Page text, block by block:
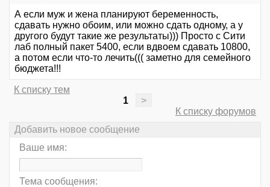
А если муж и жена планируют беременность,
сдавать нужно обоим, или можно сдать одному, а у
другого будут такие же результаты))) Просто с Сити
лаб полный пакет 5400, если вдвоем сдавать 10800,
а потом если что-то лечить((( заметно для семейного
бюджета!!!
К списку тем
1
>
К списку форумов
Добавить новое сообщение
Ваше имя:
Тема сообщения: